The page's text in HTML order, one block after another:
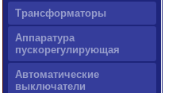
Трансформаторы
Аппаратура
пускорегулирующая
Автоматические
выключатели